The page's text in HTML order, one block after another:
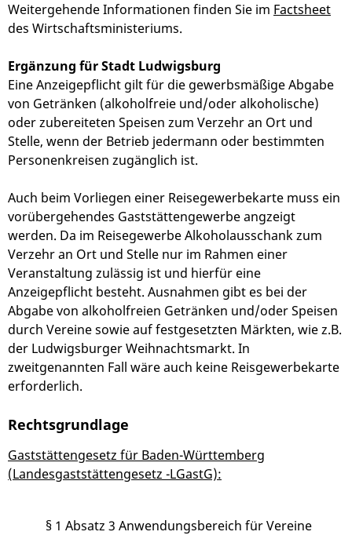
Weitergehende Informationen finden Sie im Factsheet
des Wirtschaftsministeriums.
Ergänzung für Stadt Ludwigsburg
Eine Anzeigepflicht gilt für die gewerbsmäßige Abgabe
von Getränken (alkoholfreie und/oder alkoholische)
oder zubereiteten Speisen zum Verzehr an Ort und
Stelle, wenn der Betrieb jedermann oder bestimmten
Personenkreisen zugänglich ist.
Auch beim Vorliegen einer Reisegewerbekarte muss ein
vorübergehendes Gaststättengewerbe angzeigt
werden. Da im Reisegewerbe Alkoholausschank zum
Verzehr an Ort und Stelle nur im Rahmen einer
Veranstaltung zulässig ist und hierfür eine
Anzeigepflicht besteht. Ausnahmen gibt es bei der
Abgabe von alkoholfreien Getränken und/oder Speisen
durch Vereine sowie auf festgesetzten Märkten, wie z.B.
der Ludwigsburger Weihnachtsmarkt. In
zweitgenannten Fall wäre auch keine Reisgewerbekarte
erforderlich.
Rechtsgrundlage
Gaststättengesetz für Baden-Württemberg
(Landesgaststättengesetz -LGastG):
§ 1 Absatz 3 Anwendungsbereich für Vereine